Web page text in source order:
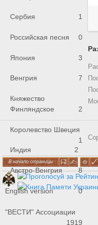
Сербия 1
Российская песня 0
Япония 3
Венгрия 7
Княжество
Финляндское
2
Королевство Швеция
1
Индия
2
Австро-Венгрия 8
English version 0
"ВЕСТИ" Ассоциации
1919